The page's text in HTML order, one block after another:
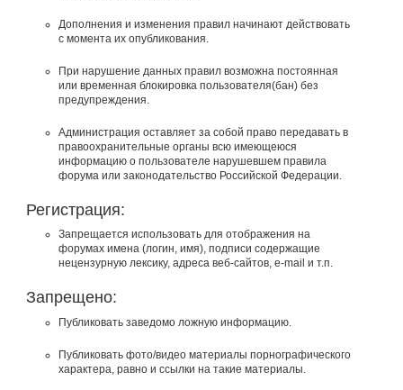
Дополнения и изменения правил начинают действовать
с момента их опубликования.
При нарушение данных правил возможна постоянная
или временная блокировка пользователя(бан) без
предупреждения.
Администрация оставляет за собой право передавать в
правоохранительные органы всю имеющеюся
информацию о пользователе нарушевшем правила
форума или законодательство Российской Федерации.
Регистрация:
Запрещается использовать для отображения на
форумах имена (логин, имя), подписи содержащие
нецензурную лексику, адреса веб-сайтов, e-mail и т.п.
Запрещено:
Публиковать заведомо ложнyю инфоpмацию.
Публиковать фото/видео материалы порнографического
характера, равно и ссылки на такие материалы.